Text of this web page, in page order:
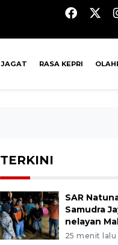
JAGAT RASA KEPRI
TERKINI
SAR
Samudra
nelayan
25 menit lalu